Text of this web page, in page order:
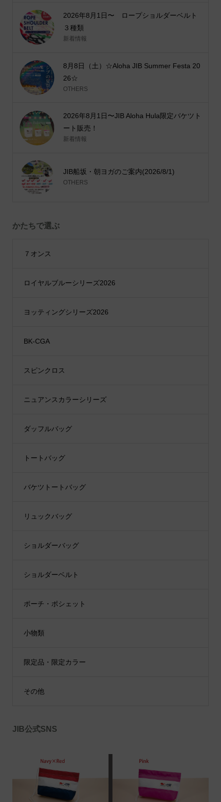
2026年8月1日〜 ロープショルダーベルト
３種類
新着情報
8月8日（土）☆Aloha JIB Summer Festa 20
26☆
OTHERS
2026年8月1日〜JIB Aloha Hula限定バケツト
ート販売！
新着情報
JIB船坂・朝ヨガのご案内(2026/8/1)
OTHERS
かたちで選ぶ
７オンス
ロイヤルブルーシリーズ2026
ヨッティングシリーズ2026
BK-CGA
スピンクロス
ニュアンスカラーシリーズ
ダッフルバッグ
トートバッグ
バケツトートバッグ
リュックバッグ
ショルダーバッグ
ショルダーベルト
ポーチ・ポシェット
小物類
限定品・限定カラー
その他
JIB公式SNS